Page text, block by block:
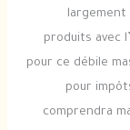
largement
produits avec
pour ce débile
pour
comprendra